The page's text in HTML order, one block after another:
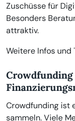
Zuschüsse für
Besonders
attraktiv.
Weitere Infos und
Crowdfunding ist
sammeln. Viele